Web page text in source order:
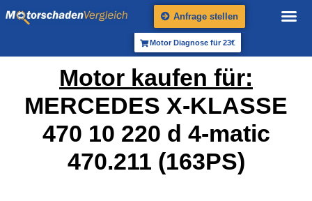
Anfrage stellen
Motor Diagnose für 23€
Motor kaufen für:
MERCEDES X-KLASSE
470 10 220 d 4-matic
470.211 (163PS)